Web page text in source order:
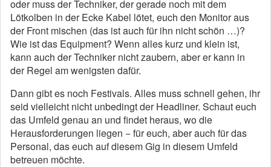
oder muss der Techniker, der gerade noch mit dem
Lötkolben in der Ecke Kabel lötet, euch den Monitor aus
der Front mischen (das ist auch für ihn nicht schön …)?
Wie ist das Equipment? Wenn alles kurz und klein ist,
kann auch der Techniker nicht zaubern, aber er kann in
der Regel am wenigsten dafür.
Dann gibt es noch Festivals. Alles muss schnell gehen, ihr
seid vielleicht nicht unbedingt der Headliner. Schaut euch
das Umfeld genau an und findet heraus, wo die
Herausforderungen liegen − für euch, aber auch für das
Personal, das euch auf diesem Gig in diesem Umfeld
betreuen möchte.